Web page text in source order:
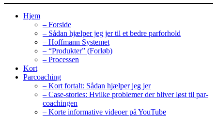
Hjem
– Forside
– Sådan hjælper jeg jer til et bedre parforhold
– Hoffmann Systemet
– “Produkter” (Forløb)
– Processen
Kort
Parcoaching
– Kort fortalt: Sådan hjælper jeg jer
– Case-stories: Hvilke problemer der bliver løst til par-
coachingen
– Korte informative videoer på YouTube